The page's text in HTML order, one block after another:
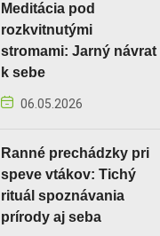
Meditácia pod
rozkvitnutými
stromami: Jarný návrat
k sebe
06.05.2026
Ranné prechádzky pri
speve vtákov: Tichý
rituál spoznávania
prírody aj seba